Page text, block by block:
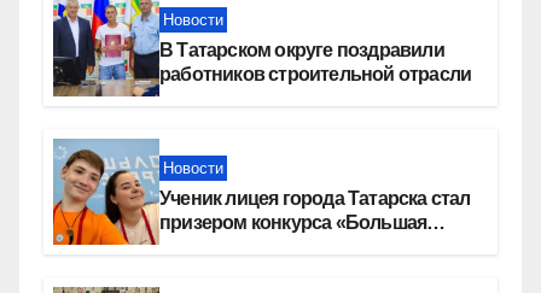
Новости
В Татарском округе поздравили
работников строительной отрасли
Новости
Ученик лицея города Татарска стал
призером конкурса «Большая